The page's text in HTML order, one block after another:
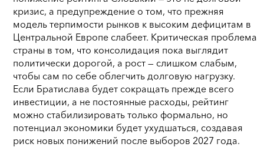
кризис, а предупреждение о том, что прежняя
модель терпимости рынков к высоким дефицитам в
Центральной Европе слабеет. Критическая проблема
страны в том, что консолидация пока выглядит
политически дорогой, а рост — слишком слабым,
чтобы сам по себе облегчить долговую нагрузку.
Если Братислава будет сокращать прежде всего
инвестиции, а не постоянные расходы, рейтинг
можно стабилизировать только формально, но
потенциал экономики будет ухудшаться, создавая
риск новых понижений после выборов 2027 года.